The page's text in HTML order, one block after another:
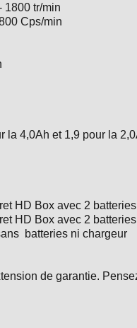
1800 tr/min
Cps/min
la 4,0Ah et 1,9 pour la
HD Box avec 2
HD Box avec 2
batteries ni chargeur
de garantie.